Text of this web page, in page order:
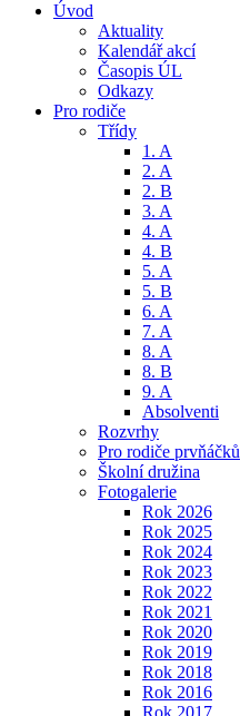
Úvod
Aktuality
Kalendář akcí
Časopis ÚL
Odkazy
Pro rodiče
Třídy
1. A
2. A
2. B
3. A
4. A
4. B
5. A
5. B
6. A
7. A
8. A
8. B
9. A
Absolventi
Rozvrhy
Pro rodiče prvňáčků
Školní družina
Fotogalerie
Rok 2026
Rok 2025
Rok 2024
Rok 2023
Rok 2022
Rok 2021
Rok 2020
Rok 2019
Rok 2018
Rok 2016
Rok 2017